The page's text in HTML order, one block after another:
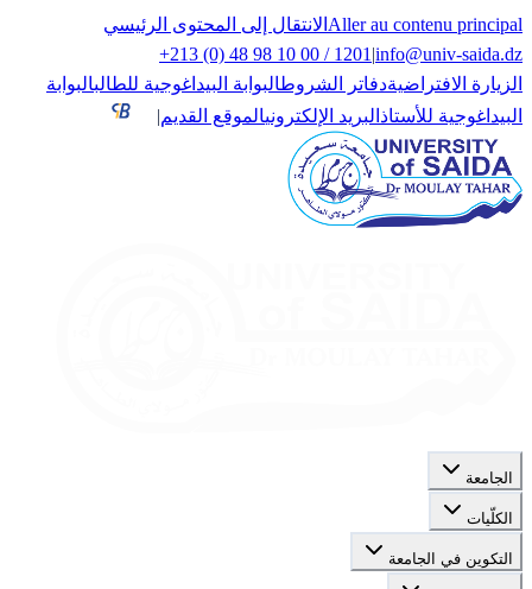
Aller au contenu principal الانتقال إلى المحتوى الرئيسي
info@univ-saida.dz
|
+213 (0) 48 98 10 00 / 1201
الزيارة الافتراضيةدفاتر الشروطالبوابة البيداغوجية للطالبالبوابة
البيداغوجية للأستاذ البريد الإلكترونيالموقع القديم|
الجامعة
الكلّيات
التكوين في الجامعة